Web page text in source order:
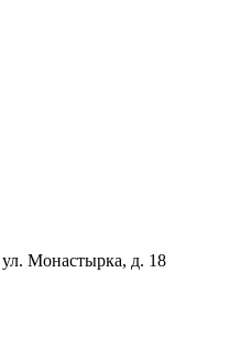
Монастырка, д. 18